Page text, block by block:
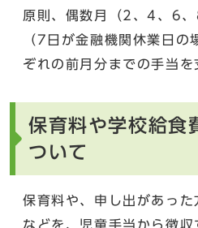
原則、偶数月（2、4、6
（7日が金融機関休業日の
ぞれの前月分までの手当を
保育料や学校給食
ついて
保育料や、申し出があっ
などを、児童手当から徴収